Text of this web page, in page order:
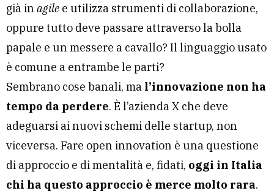
già in agile e utilizza strumenti di collaborazione,
oppure tutto deve passare attraverso la bolla
papale e un messere a cavallo? Il linguaggio usato
è comune a entrambe le parti?
Sembrano cose banali, ma l’innovazione non ha
tempo da perdere. È l’azienda X che deve
adeguarsi ai nuovi schemi delle startup, non
viceversa. Fare open innovation è una questione
di approccio e di mentalità e, fidati, oggi in Italia
chi ha questo approccio è merce molto rara.